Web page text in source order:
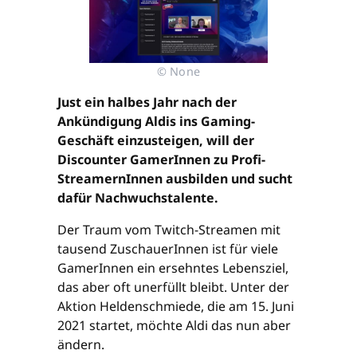
© None
Just ein halbes Jahr nach der
Ankündigung Aldis ins Gaming-
Geschäft einzusteigen, will der
Discounter GamerInnen zu Profi-
StreamernInnen ausbilden und sucht
dafür Nachwuchstalente.
Der Traum vom Twitch-Streamen mit
tausend ZuschauerInnen ist für viele
GamerInnen ein ersehntes Lebensziel,
das aber oft unerfüllt bleibt. Unter der
Aktion Heldenschmiede, die am 15. Juni
2021 startet, möchte Aldi das nun aber
ändern.